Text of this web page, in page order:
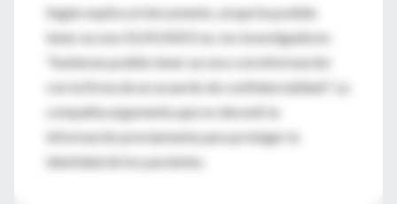
Según explica el documento, al que ha podido
tener acceso ELMUNDO.es, los investigadores
"hubieran podido tener acceso a la información
con la firma de un acuerdo de confidencialidad". La
compañía argumenta que no desveló la
información previamente para proteger la
identidad de los pacientes.